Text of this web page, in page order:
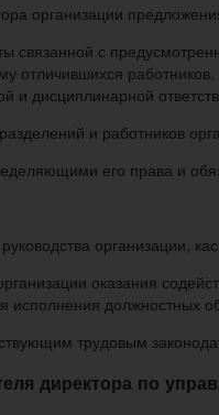
организации
связанной с
отличившихся работников,
и дисциплинарной
и работников
его права и
организации,
оказания
исполнения должностных
трудовым
директора по